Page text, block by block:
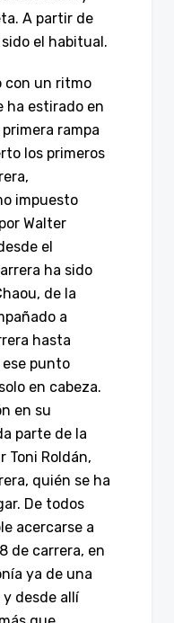
A partir de
el habitual.
con un ritmo
ha estirado en
rampa
los primeros
impuesto
Walter
el
ha sido
de la
a
hasta
ese punto
en cabeza.
en su
parte de la
Toni Roldán,
quién se ha
De todos
acercarse a
de carrera, en
ya de una
desde allí